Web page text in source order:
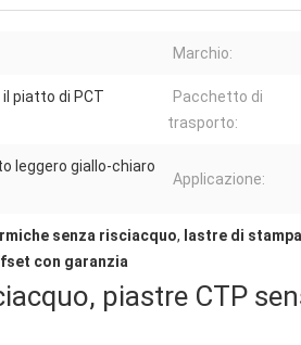
Marchio:
piatto di PCT
Pacchetto di
trasporto:
leggero giallo-chiaro
Applicazione:
senza risciacquo, lastre di
con garanzia
piastre CTP